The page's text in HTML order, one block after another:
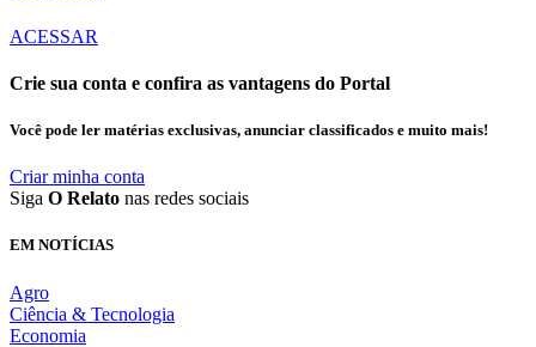
ACESSAR
Crie sua conta e confira as vantagens do Portal
Você pode ler matérias exclusivas, anunciar classificados e muito mais!
Criar minha conta
Siga O Relato nas redes sociais
EM NOTÍCIAS
Agro
Ciência & Tecnologia
Economia